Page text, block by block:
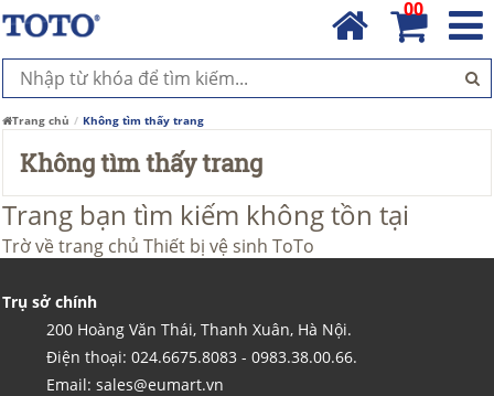
00
Trang chủ Không tìm thấy trang
Không tìm thấy trang
Trang bạn tìm kiếm không tồn tại
Trờ về trang chủ Thiết bị vệ sinh ToTo
Trụ sở chính
200 Hoàng Văn Thái, Thanh Xuân, Hà Nội.
Điện thoại: 024.6675.8083 - 0983.38.00.66.
Email: sales@eumart.vn